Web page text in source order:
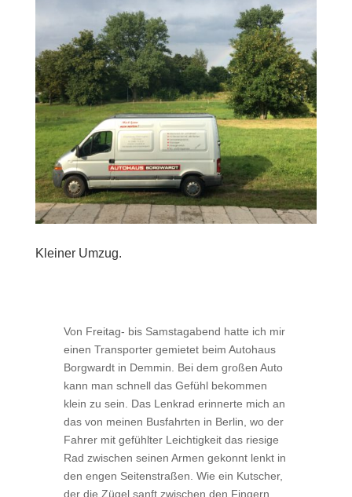
Kleiner Umzug.
Von Freitag- bis Samstagabend hatte ich mir
einen Transporter gemietet beim Autohaus
Borgwardt in Demmin. Bei dem großen Auto
kann man schnell das Gefühl bekommen
klein zu sein. Das Lenkrad erinnerte mich an
das von meinen Busfahrten in Berlin, wo der
Fahrer mit gefühlter Leichtigkeit das riesige
Rad zwischen seinen Armen gekonnt lenkt in
den engen Seitenstraßen. Wie ein Kutscher,
der die Zügel sanft zwischen den Fingern